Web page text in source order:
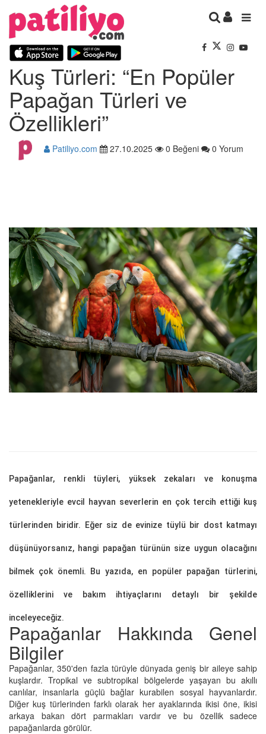
Kuş Türleri: “En Popüler
Papağan Türleri ve
Özellikleri”
Patiliyo.com 27.10.2025 0 Beğeni 0 Yorum
Papağanlar, renkli tüyleri, yüksek zekaları ve konuşma
yetenekleriyle evcil hayvan severlerin en çok tercih ettiği kuş
türlerinden biridir. Eğer siz de evinize tüylü bir dost katmayı
düşünüyorsanız, hangi papağan türünün size uygun olacağını
bilmek çok önemli. Bu yazıda, en popüler papağan türlerini,
özelliklerini ve bakım ihtiyaçlarını detaylı bir şekilde
inceleyeceğiz.
Papağanlar Hakkında Genel
Bilgiler
Papağanlar, 350'den fazla türüyle dünyada geniş bir aileye sahip
kuşlardır. Tropikal ve subtropikal bölgelerde yaşayan bu akıllı
canlılar, insanlarla güçlü bağlar kurabilen sosyal hayvanlardır.
Diğer kuş türlerinden farklı olarak her ayaklarında ikisi öne, ikisi
arkaya bakan dört parmakları vardır ve bu özellik sadece
papağanlarda görülür.